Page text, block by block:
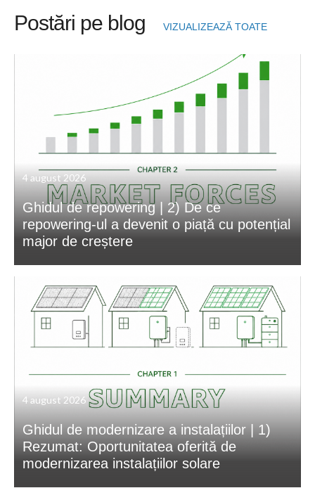
Postări pe blog VIZUALIZEAZĂ TOATE
4 august 2026
Ghidul de repowering | 2) De ce
repowering-ul a devenit o piață cu potențial
major de creștere
4 august 2026
Ghidul de modernizare a instalațiilor | 1)
Rezumat: Oportunitatea oferită de
modernizarea instalațiilor solare